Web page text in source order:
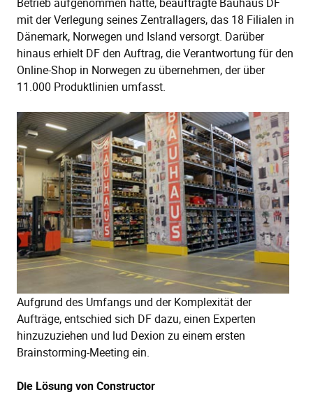
mit der Verlegung seines Zentrallagers, das 18 Filialen in
Dänemark, Norwegen und Island versorgt. Darüber
hinaus erhielt DF den Auftrag, die Verantwortung für den
Online-Shop in Norwegen zu übernehmen, der über
11.000 Produktlinien umfasst.
Aufgrund des Umfangs und der Komplexität der
Aufträge, entschied sich DF dazu, einen Experten
hinzuzuziehen und lud Dexion zu einem ersten
Brainstorming-Meeting ein.
Die Lösung von Constructor